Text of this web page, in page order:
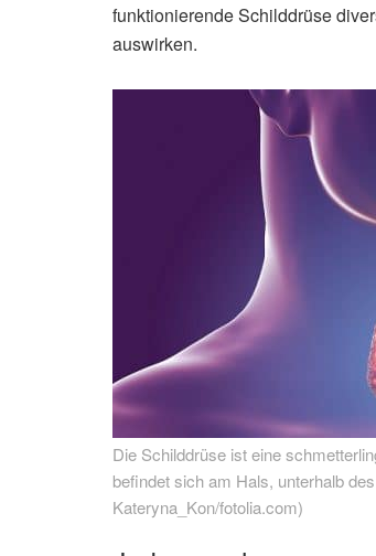
funktionierende Schilddrüse
auswirken.
Die Schilddrüse ist eine
befindet sich am Hals, unterhalb
Kateryna_Kon/fotolia.com)